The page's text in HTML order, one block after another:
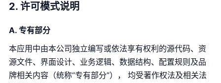
2. 许可模式说明
A. 专有部分
本应用中由本公司独立编写或依法享有权利的源代码、资
源文件、界面设计、业务逻辑、数据结构、配置规则及品
牌相关内容（统称“专有部分”）， 均受著作权法及相关法